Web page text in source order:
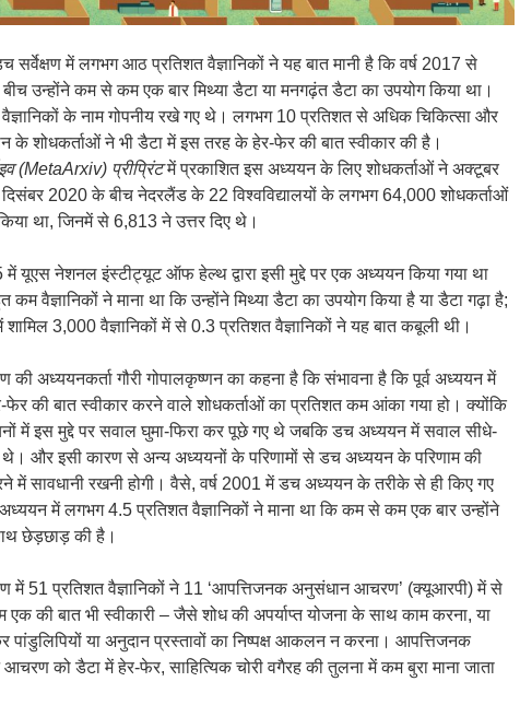
सर्वेक्षण में लगभग आठ प्रतिशत वैज्ञानिकों ने यह बात मानी है कि वर्ष 2017 से
उन्होंने कम से कम एक बार मिथ्या डैटा या मनगढ़ंत डैटा का उपयोग किया था।
वैज्ञानिकों के नाम गोपनीय रखे गए थे। लगभग 10 प्रतिशत से अधिक चिकित्सा और
के शोधकर्ताओं ने भी डैटा में इस तरह के हेर-फेर की बात स्वीकार की है।
(MetaArxiv) प्रीप्रिंटमें प्रकाशित इस अध्ययन के लिए शोधकर्ताओं ने अक्टूबर
2020 के बीच नेदरलैंड के 22 विश्वविद्यालयों के लगभग 64,000 शोधकर्ताओं
था, जिनमें से 6,813 ने उत्तर दिए थे।
में यूएस नेशनल इंस्टीट्यूट ऑफ हेल्थ द्वारा इसी मुद्दे पर एक अध्ययन किया गया था
कम वैज्ञानिकों ने माना था कि उन्होंने मिथ्या डैटा का उपयोग किया है या डैटा गढ़ा है;
3,000 वैज्ञानिकों में से 0.3 प्रतिशत वैज्ञानिकों ने यह बात कबूली थी।
की अध्ययनकर्ता गौरी गोपालकृष्णन का कहना है कि संभावना है कि पूर्व अध्ययन में
फेर की बात स्वीकार करने वाले शोधकर्ताओं का प्रतिशत कम आंका गया हो। क्योंकि
में इस मुद्दे पर सवाल घुमा-फिरा कर पूछे गए थे जबकि डच अध्ययन में सवाल सीधे-
थे। और इसी कारण से अन्य अध्ययनों के परिणामों से डच अध्ययन के परिणाम की
में सावधानी रखनी होगी। वैसे, वर्ष 2001 में डच अध्ययन के तरीके से ही किए गए
में लगभग 4.5 प्रतिशत वैज्ञानिकों ने माना था कि कम से कम एक बार उन्होंने
छेड़छाड़ की है।
में 51 प्रतिशत वैज्ञानिकों ने 11 ‘आपत्तिजनक अनुसंधान आचरण’ (क्यूआरपी) में से
की बात भी स्वीकारी – जैसे शोध की अपर्याप्त योजना के साथ काम करना, या
पांडुलिपियों या अनुदान प्रस्तावों का निष्पक्ष आकलन न करना। आपत्तिजनक
को डैटा में हेर-फेर, साहित्यिक चोरी वगैरह की तुलना में कम बुरा माना जाता